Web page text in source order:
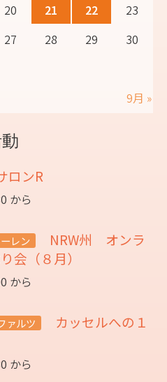
20 21 22
23
27 28 29
30
9月 »
ロンR
から
レン
NRW州 オンラ
会（８月）
から
ァルツ
カッセルへの１
から